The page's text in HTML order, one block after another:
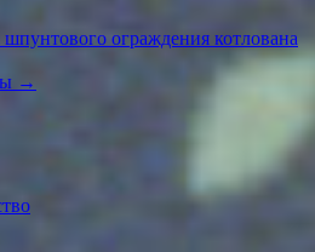
шпунтового ограждения котлована
→